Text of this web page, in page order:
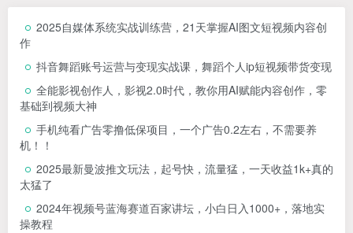
2025自媒体系统实战训练营，21天掌握AI图文短视频内容创
作
抖音舞蹈账号运营与变现实战课，舞蹈个人ip短视频带货变现
全能影视创作人，影视2.0时代，教你用AI赋能内容创作，​零
基础到视频大神
手机纯看广告零撸低保项目，一个广告0.2左右，不需要养
机！！
2025最新曼波推文玩法，起号快，流量猛，一天收益1k+真的
太猛了
2024年视频号蓝海赛道百家讲坛，小白日入1000+，落地实
操教程